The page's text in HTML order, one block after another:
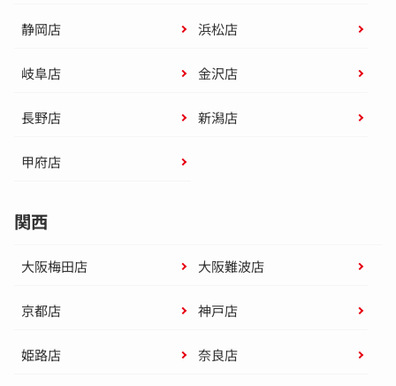
静岡店 浜松店
岐阜店 金沢店
長野店 新潟店
甲府店
関西
大阪梅田店 大阪難波店
京都店 神戸店
姫路店 奈良店